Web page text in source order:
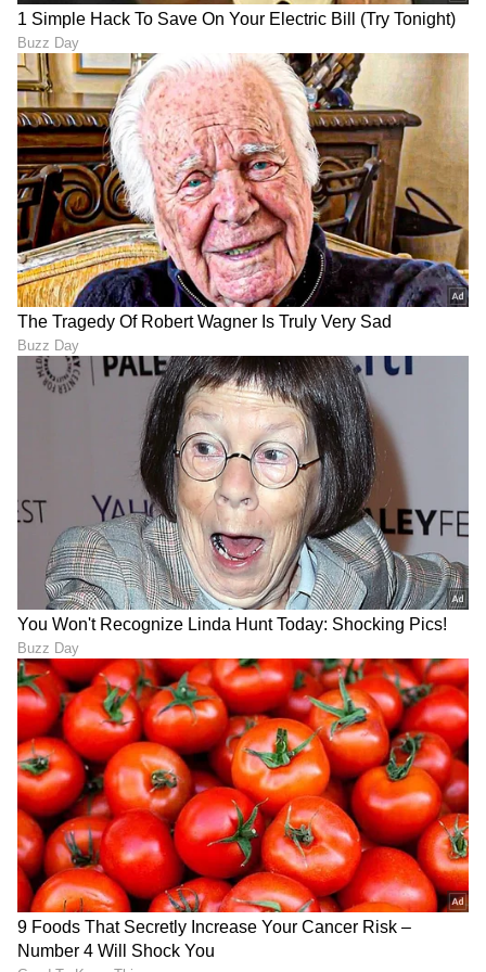
LATEST VIDEOS
ABOUT THE AUTHOR
SK Sathish Kumar KH
ವಿಜಯನಗರ ಜಿಲ್ಲೆ ಕಂದಗಲ್‌ಪುರ ಗ್ರಾಮದವನು ಮೂಲತಃ ಶಿಕ್ಷಕ.
ಆದರೆ, ಆಕರ್ಷಿಸಿದ್ದು ಪತ್ರಿಕೋದ್ಯಮ. ಎಂಟು ವರ್ಷಗಳಿಂದ
ಪ್ರಜಾವಾಣಿ, ವಿಜಯವಾಣಿ ನಂತರ ಇದೀಗ ಏಷ್ಯಾನೆಟ್ ಕನ್ನಡದಲ್ಲಿ
ಕಾರ್ಯನಿರ್ವಹಿಸುತ್ತಿದ್ದೇನೆ. ಕರ್ನಾಟಕ ರಾಜಕಾರಣ ನೆಚ್ಚಿನ ಕ್ಷೇತ್ರ.
ಡಿಜಿಟಲ್ ಮಾಧ್ಯಮಕ್ಕನುಗುಣವಾಗಿ ಶಿಕ್ಷಣ, ಆರೋಗ್ಯ, ಸಿನಿಮಾ
ಸುದ್ದಿಗಳನ್ನೂ ಬರೆಯುತ್ತೇನೆ. ಕ್ರಿಕೆಟ್, ಕೃಷಿ ಇಷ್ಟ. ಓದು ನೆಚ್ಚಿನ
ಹವ್ಯಾಸ.
ಆಟೋಮೊಬೈಲ್ ತಂತ್ರಜ್ಞಾನ ಗ್ಯಾಜೆಟ್‌ಗಳು ಉಗುರು